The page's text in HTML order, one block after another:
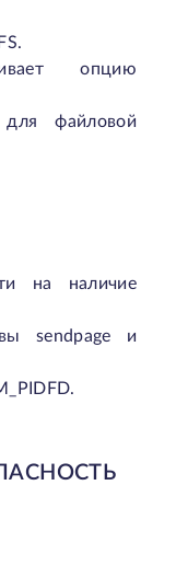
опцию
файловой
на наличие
sendpage и